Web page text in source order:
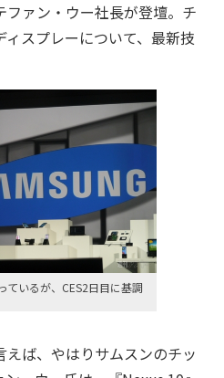
ァン・ウー社長が登壇。チ
スプレーについて、最新技
ているが、CES2日目に基調
ば、やはりサムスンのチッ